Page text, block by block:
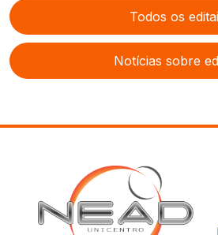
Todos os
Notícias sobre